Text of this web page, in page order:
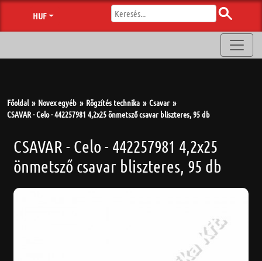
HUF
Főoldal Novex egyéb Rögzítés technika
Csavar
CSAVAR - Celo - 442257981 4,2x25 önmetsző csavar bliszteres, 95 db
CSAVAR - Celo - 442257981 4,2x25
önmetsző csavar bliszteres, 95 db